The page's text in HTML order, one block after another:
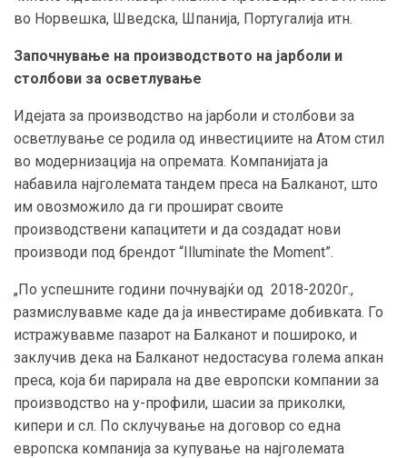
во Норвешка, Шведска, Шпанија, Португалија итн.
Започнување на производството на јарболи и
столбови за осветлување
Идејата за производство на јарболи и столбови за
осветлување се родила од инвестициите на Атом стил
во модернизација на опремата. Компанијата ја
набавила најголемата тандем преса на Балканот, што
им овозможило да ги прошират своите
производствени капацитети и да создадат нови
производи под брендот “Illuminate the Moment”.
„По успешните години почнувајќи од 2018-2020г.,
размислувавме каде да ја инвестираме добивката. Го
истражувавме пазарот на Балканот и пошироко, и
заклучив дека на Балканот недостасува голема апкан
преса, која би парирала на две европски компании за
производство на у-профили, шасии за приколки,
кипери и сл. По склучување на договор со една
европска компанија за купување на најголемата